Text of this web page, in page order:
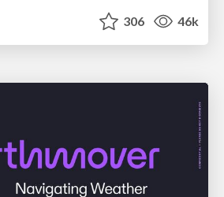
306 46k